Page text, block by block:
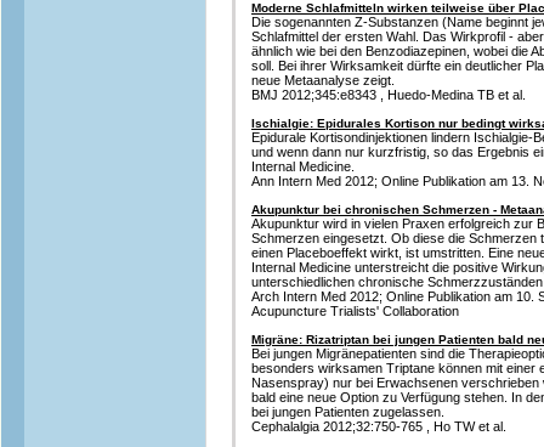
Moderne Schlafmitteln wirken teilweise über
Die sogenannten Z-Substanzen (Name beginnt
Schlafmittel der ersten Wahl. Das Wirkprofil -
ähnlich wie bei den Benzodiazepinen, wobei die
soll. Bei ihrer Wirksamkeit dürfte ein deutlicher
neue Metaanalyse zeigt.
BMJ 2012;345:e8343 , Huedo-Medina TB et al.
Ischialgie: Epidurales Kortison nur bedingt
Epidurale Kortisondinjektionen lindern Ischialgie-
und wenn dann nur kurzfristig, so das Ergebnis
Internal Medicine.
Ann Intern Med 2012; Online Publikation am 13.
Akupunktur bei chronischen Schmerzen -
Akupunktur wird in vielen Praxen erfolgreich zur
Schmerzen eingesetzt. Ob diese die Schmerzen
einen Placeboeffekt wirkt, ist umstritten. Eine
Internal Medicine unterstreicht die positive
unterschiedlichen chronische
Arch Intern Med 2012; Online Publikation am 10.
Acupuncture Trialists' Collaboration
Migräne: Rizatriptan bei jungen Patienten bald
Bei jungen Migränepatienten sind die
besonders wirksamen Triptane können mit einer
Nasenspray) nur bei Erwachsenen verschrieben
bald eine neue Option zu Verfügung stehen. In
bei jungen Patienten zugelassen.
Cephalalgia 2012;32:750-765 , Ho TW et al.